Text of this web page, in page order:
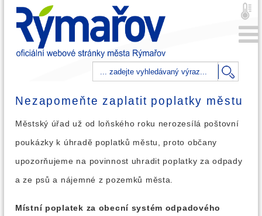
Nezapomeňte zaplatit poplatky městu
Městský úřad už od loňského roku nerozesílá poštovní
poukázky k úhradě poplatků městu, proto občany
upozorňujeme na povinnost uhradit poplatky za odpady
a ze psů a nájemné z pozemků města.
Místní poplatek za obecní systém odpadového